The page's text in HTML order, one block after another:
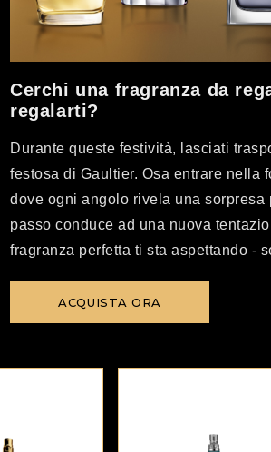
Cerchi una fragranza da
regalarti?
Durante queste festività, lasciati
festosa di Gaultier. Osa entrare nella
dove ogni angolo rivela una sorpresa
passo conduce ad una nuova
fragranza perfetta ti sta aspettando -
ACQUISTA ORA